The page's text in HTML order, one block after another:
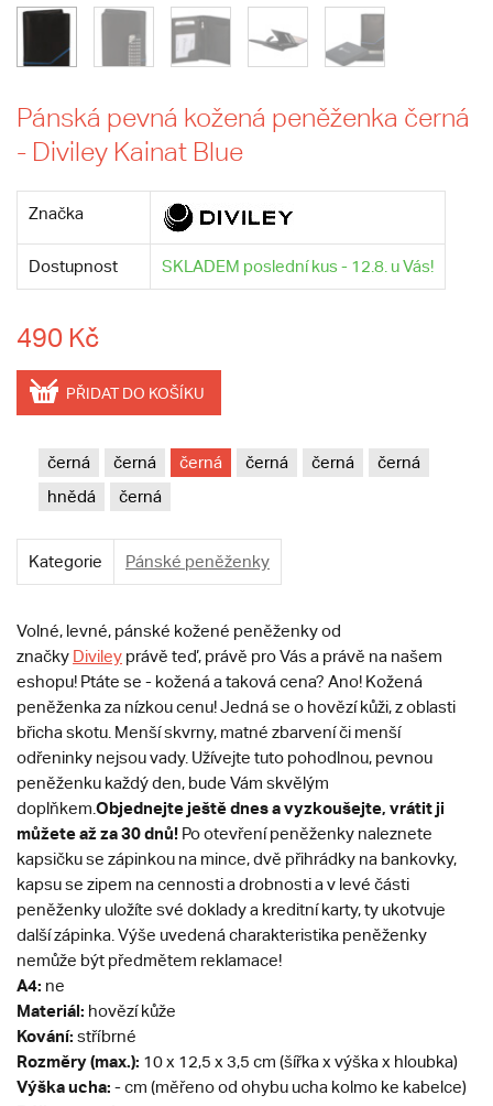
Pánská pevná kožená peněženka černá
- Diviley Kainat Blue
Značka
Dostupnost SKLADEM poslední kus - 12.8. u Vás!
490 Kč
PŘIDAT DO KOŠÍKU
černá černá černá černá černá
černá
hnědá
černá
Kategorie Pánské peněženky
Volné, levné, pánské kožené peněženky od
značky Diviley právě teď, právě pro Vás a právě na našem
eshopu! Ptáte se - kožená a taková cena? Ano! Kožená
peněženka za nízkou cenu! Jedná se o hovězí kůži, z oblasti
břicha skotu. Menší skvrny, matné zbarvení či menší
odřeninky nejsou vady. Užívejte tuto pohodlnou, pevnou
peněženku každý den, bude Vám skvělým
doplňkem. Objednejte ještě dnes a vyzkoušejte, vrátit ji
můžete až za 30 dnů! Po otevření peněženky naleznete
kapsičku se zápinkou na mince, dvě přihrádky na bankovky,
kapsu se zipem na cennosti a drobnosti a v levé části
peněženky uložíte své doklady a kreditní karty, ty ukotvuje
další zápinka. Výše uvedená charakteristika peněženky
nemůže být předmětem reklamace!
A4: ne
Materiál: hovězí kůže
Kování: stříbrné
Rozměry (max.): 10 x 12,5 x 3,5 cm (šířka x výška x hloubka)
Výška ucha: - cm (měřeno od ohybu ucha kolmo ke kabelce)